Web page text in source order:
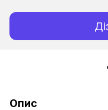
Опис